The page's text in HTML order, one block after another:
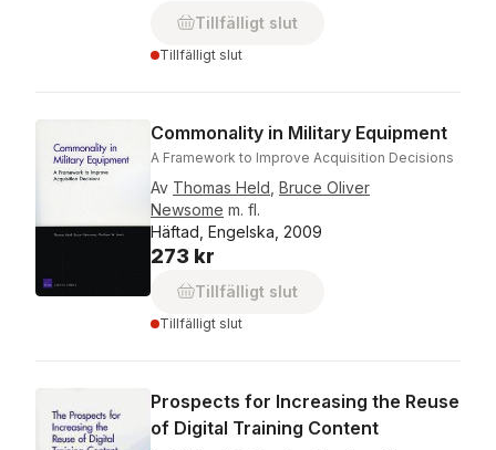
Tillfälligt slut
Tillfälligt slut
Commonality in Military Equipment
A Framework to Improve Acquisition Decisions
Av Thomas Held Bruce Oliver
Newsome m. fl.
Häftad, Engelska, 2009
273 kr
Tillfälligt slut
Tillfälligt slut
Prospects for Increasing the Reuse
of Digital Training Content